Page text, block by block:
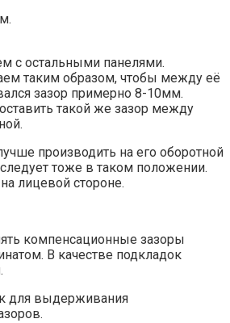
с остальными панелями.
таким образом, чтобы между её
зазор примерно 8-10мм.
такой же зазор между
производить на его оборотной
тоже в таком положении.
лицевой стороне.
компенсационные зазоры
В качестве подкладок
для выдерживания